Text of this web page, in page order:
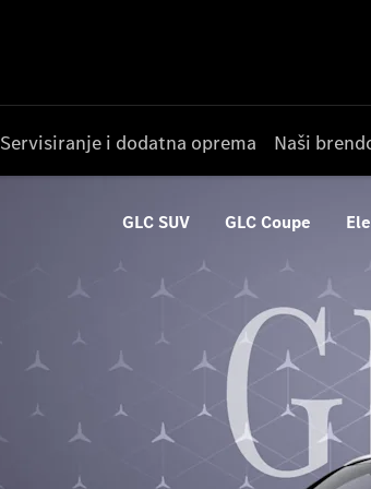
Servisiranje i dodatna oprema Naši
GLC SUV GLC Coupe